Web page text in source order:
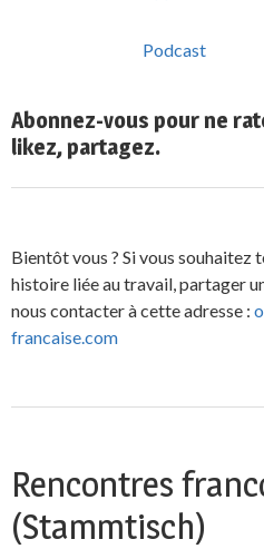
Podcast
Abonnez-vous pour ne
likez, partagez.
Bientôt vous ? Si vous souhaitez
histoire liée au travail, partager
nous contacter à cette adresse :
francaise.com
Rencontres
(Stammtisch)